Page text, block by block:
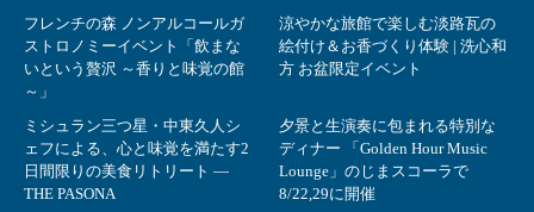
フレンチの森 ノンアルコールガ
ストロノミーイベント「飲まな
いという贅沢 ～香りと味覚の館
～」
涼やかな旅館で楽しむ淡路瓦の
絵付け＆お香づくり体験 | 洗心和
方 お盆限定イベント
ミシュラン三つ星・中東久人シ
ェフによる、心と味覚を満たす2
日間限りの美食リトリート ―
THE PASONA
夕景と生演奏に包まれる特別な
ディナー 「Golden Hour Music
Lounge」のじまスコーラで
8/22,29に開催